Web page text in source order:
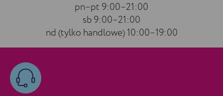
pn–pt 9:00–21:00
sb 9:00–21:00
nd (tylko handlowe) 10:00–19:00